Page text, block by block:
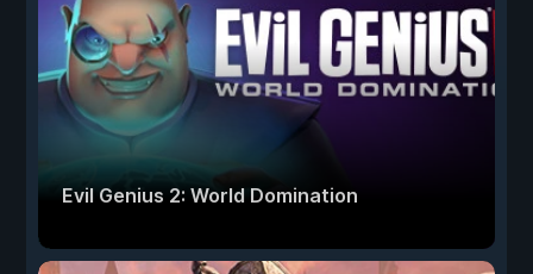
Evil Genius 2: World Domination